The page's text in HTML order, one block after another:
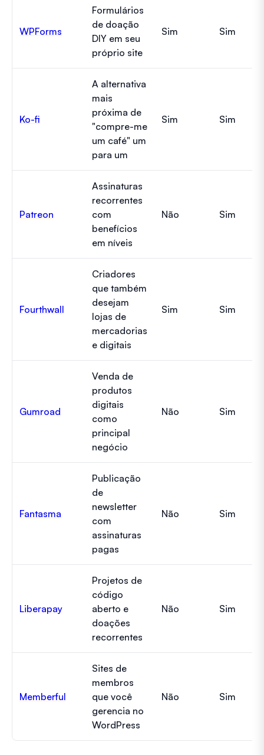
WPForms
Formulários
de doação
DIY em seu
próprio site
Sim Sim
Ko-fi
A alternativa
mais
próxima de
"compre-me
um café" um
para um
Sim Sim
Patreon
Assinaturas
recorrentes
com
benefícios
em níveis
Não Sim
Fourthwall
Criadores
que também
desejam
lojas de
mercadorias
e digitais
Sim Sim
Gumroad
Venda de
produtos
digitais
como
principal
negócio
Não Sim
Fantasma
Publicação
de
newsletter
com
assinaturas
pagas
Não Sim
Liberapay
Projetos de
código
aberto e
doações
recorrentes
Não Sim
Memberful
Sites de
membros
que você
gerencia no
WordPress
Não Sim